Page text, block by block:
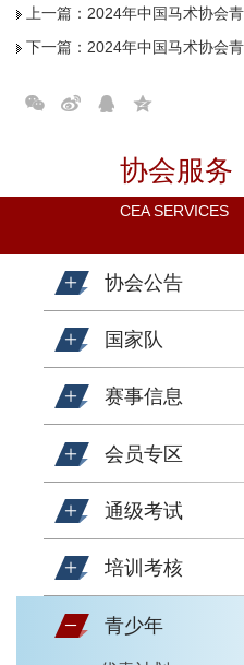
协会服务
CEA SERVICES
协会公告
国家队
赛事信息
会员专区
通级考试
培训考核
青少年
上一篇： 2024年中国马术协会
下一篇： 2024年中国马术协会